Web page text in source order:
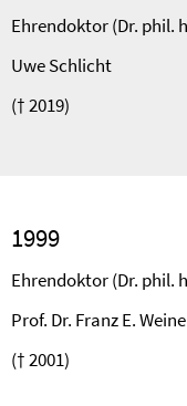
Ehrendoktor (Dr. phil.
Uwe Schlicht
(† 2019)
1999
Ehrendoktor (Dr. phil.
Prof. Dr. Franz E.
(† 2001)